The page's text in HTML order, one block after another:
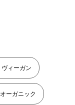
ヴィーガン
オーガニック